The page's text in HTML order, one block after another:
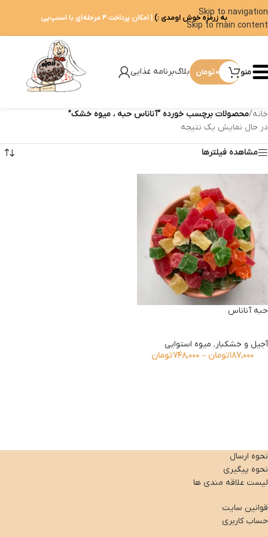
Skip to navigation
Skip to main content
به زرمزه خوش اومدی :) | امکان پرداخت ۴ مرحله‌ای با اسنپ‌پی
منو 0تومان بلاگبرنامه غذایی
خانه/محصولات برچسب خورده “آناناس حبه ، میوه خشک”
در حال نمایش یک نتیجه
مشاهده فیلترها
حبه آناناس
آجیل و خشکبار, میوه استوایی
۱۸۷,۰۰۰تومان – ۷۴۸,۰۰۰تومان
نحوه ارسال
نحوه پیگیری
لیست علاقه مندی ها
قوانین سایت
حساب کاربری